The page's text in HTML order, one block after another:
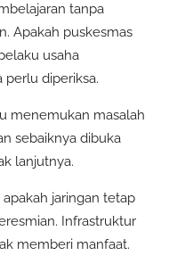
tanpa
Apakah puskesmas
usaha
diperiksa.
menemukan masalah
sebaiknya dibuka
lanjutnya.
jaringan tetap
Infrastruktur
memberi manfaat.